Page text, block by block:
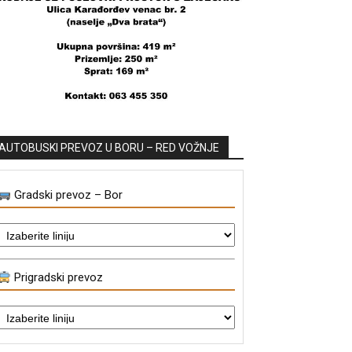
PREVOZ U BORU – RED VOŽNJE
Gradski prevoz – Bor
Prigradski prevoz